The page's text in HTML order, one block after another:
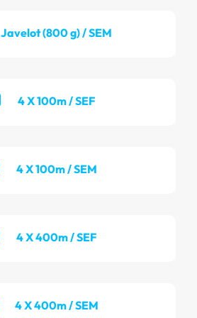
Javelot (800 g) / SEM
4 X 100m / SEF
4 X 100m / SEM
4 X 400m / SEF
4 X 400m / SEM